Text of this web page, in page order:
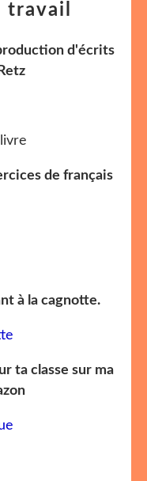
travail
d'écrits
de français
à la cagnotte.
ta classe sur ma